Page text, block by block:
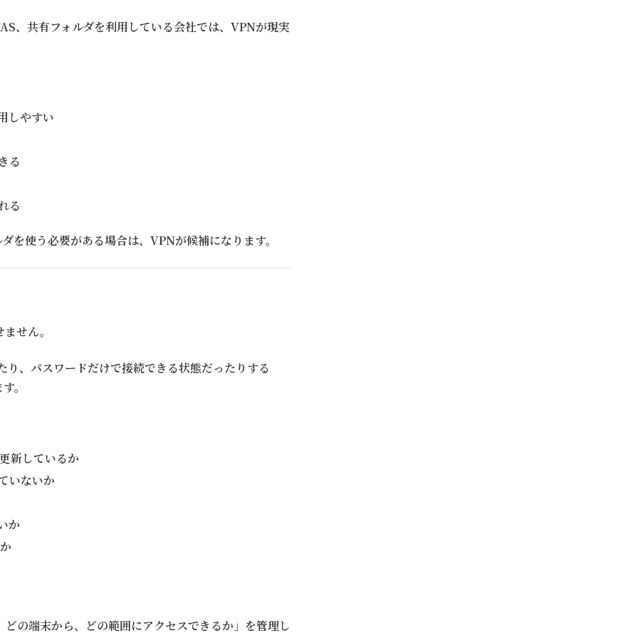
、共有フォルダを利用している会社では、VPNが現実
しやすい
る
る
を使う必要がある場合は、VPNが候補になります。
せん。
、パスワードだけで接続できる状態だったりする
。
新しているか
いないか
か
の端末から、どの範囲にアクセスできるか」を管理し